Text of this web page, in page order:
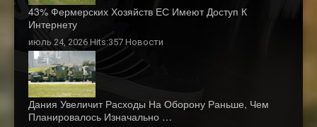
43% Фермерских Хозяйств ЕС Имеют Доступ К
Интернету
июль 24, 2026 Hits:357 Новости
Дания Увеличит Расходы На Оборону Раньше, Чем
Планировалось Изначально …